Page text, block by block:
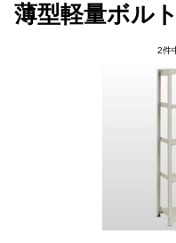
薄型軽量ボル
2件